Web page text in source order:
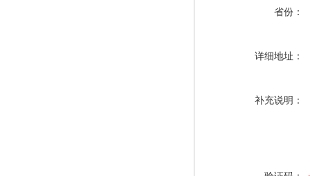
省份：
详细地址：
补充说明：